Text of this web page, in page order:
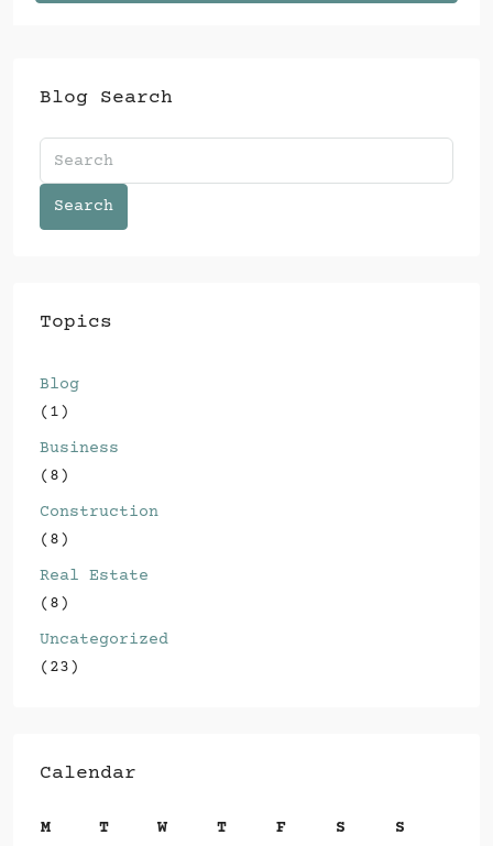
Blog Search
Search
Topics
Blog
(1)
Business
(8)
Construction
(8)
Real Estate
(8)
Uncategorized
(23)
Calendar
M T W T F S S